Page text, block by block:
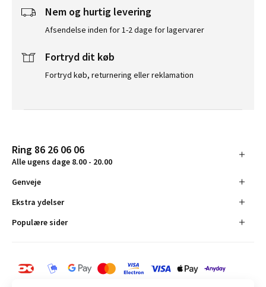
Nem og hurtig levering
Afsendelse inden for 1-2 dage for lagervarer
Fortryd dit køb
Fortryd køb, returnering eller reklamation
Ring 86 26 06 06
Alle ugens dage 8.00 - 20.00
Genveje
Ekstra ydelser
Populære sider